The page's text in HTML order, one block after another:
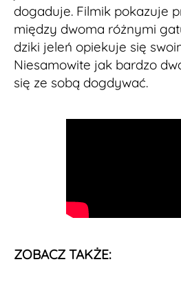
dogaduje. Filmik pokazuje
między dwoma różnymi
dziki jeleń opiekuje się
Niesamowite jak bardzo
się ze sobą dogdywać.
ZOBACZ TAKŻE: